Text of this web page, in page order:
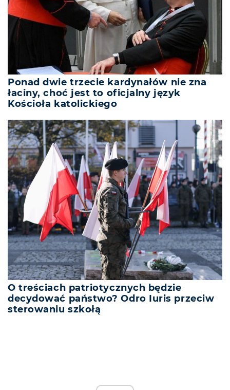
Ponad dwie trzecie kardynałów nie zna
łaciny, choć jest to oficjalny język
Kościoła katolickiego
O treściach patriotycznych będzie
decydować państwo? Odro Iuris przeciw
sterowaniu szkołą